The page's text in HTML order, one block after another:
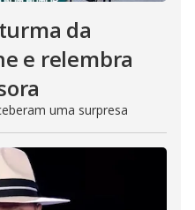
da
e relembra
uma surpresa